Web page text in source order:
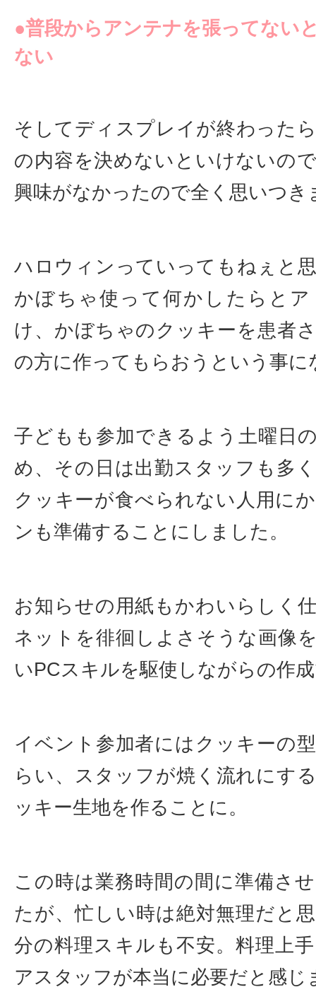
●普段からアンテナを張ってない
ない
そしてディスプレイが終わった
の内容を決めないといけないの
興味がなかったので全く思いつき
ハロウィンっていってもねぇと
かぼちゃ使って何かしたらと
け、かぼちゃのクッキーを患者
の方に作ってもらおうという事に
子どもも参加できるよう土曜日
め、その日は出勤スタッフも多
クッキーが食べられない人用に
ンも準備することにしました。
お知らせの用紙もかわいらしく
ネットを徘徊しよさそうな画像
いPCスキルを駆使しながらの作
イベント参加者にはクッキーの
らい、スタッフが焼く流れにす
ッキー生地を作ることに。
この時は業務時間の間に準備さ
たが、忙しい時は絶対無理だと
分の料理スキルも不安。料理上
アスタッフが本当に必要だと感じ